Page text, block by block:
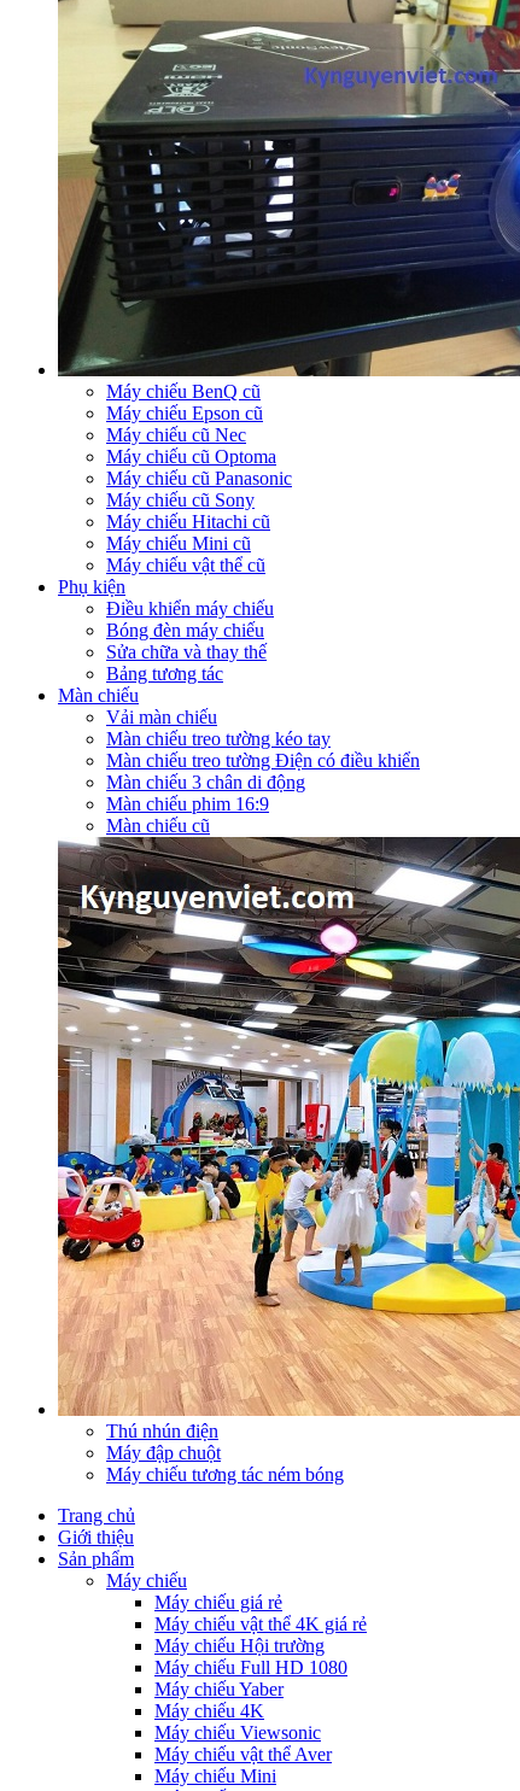
Máy chiếu BenQ cũ
Máy chiếu Epson cũ
Máy chiếu cũ Nec
Máy chiếu cũ Optoma
Máy chiếu cũ Panasonic
Máy chiếu cũ Sony
Máy chiếu Hitachi cũ
Máy chiếu Mini cũ
Máy chiếu vật thể cũ
Phụ kiện
Điều khiển máy chiếu
Bóng đèn máy chiếu
Sửa chữa và thay thế
Bảng tương tác
Màn chiếu
Vải màn chiếu
Màn chiếu treo tường kéo tay
Màn chiếu treo tường Điện có điều khiển
Màn chiếu 3 chân di động
Màn chiếu phim 16:9
Màn chiếu cũ
Thú nhún điện
Máy đập chuột
Máy chiếu tương tác ném bóng
Trang chủ
Giới thiệu
Sản phẩm
Máy chiếu
Máy chiếu giá rẻ
Máy chiếu vật thể 4K giá rẻ
Máy chiếu Hội trường
Máy chiếu Full HD 1080
Máy chiếu Yaber
Máy chiếu 4K
Máy chiếu Viewsonic
Máy chiếu vật thể Aver
Máy chiếu Mini